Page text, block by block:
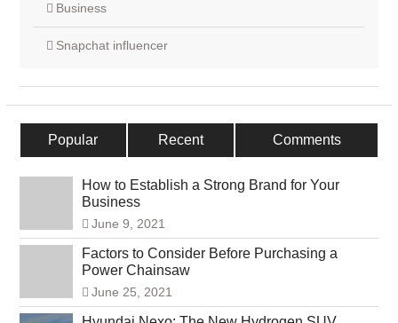
Business
Snapchat influencer
Popular Recent Comments
How to Establish a Strong Brand for Your
Business
June 9, 2021
Factors to Consider Before Purchasing a
Power Chainsaw
June 25, 2021